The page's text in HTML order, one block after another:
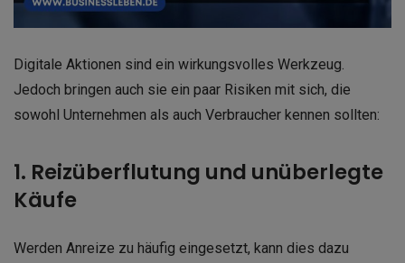
Digitale Aktionen sind ein wirkungsvolles Werkzeug.
Jedoch bringen auch sie ein paar Risiken mit sich, die
sowohl Unternehmen als auch Verbraucher kennen sollten:
1. Reizüberflutung und unüberlegte
Käufe
Werden Anreize zu häufig eingesetzt, kann dies dazu